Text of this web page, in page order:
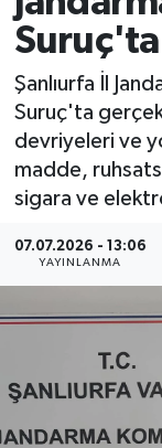
Şanlıurfa İl
Suruç'ta
devriyeleri ve
madde,
sigara ve
07.07.2026 - 13:06
YAYINLANMA
Kültür
Magazin
Son
Haber